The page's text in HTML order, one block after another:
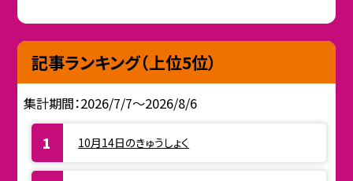
記事ランキング（上位5位）
集計期間：2026/7/7～2026/8/6
10月14日のきゅうしょく